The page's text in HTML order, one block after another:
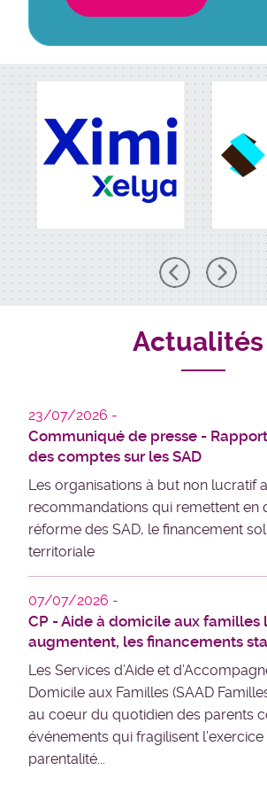
Actualités
23/07/2026
Communiqué de presse -
des comptes sur les SAD
Les organisations à but non lucratif
recommandations qui remettent en
réforme des SAD, le financement
territoriale
07/07/2026
CP - Aide à domicile aux familles
augmentent, les financements
Les Services d’Aide et
Domicile aux Familles (SAAD
au coeur du quotidien des parents
événements qui fragilisent l’exercice
parentalité...